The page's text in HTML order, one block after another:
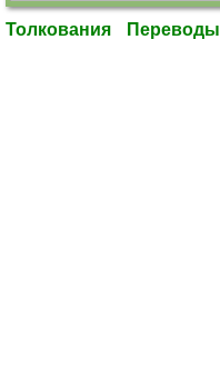
Толкования Переводы